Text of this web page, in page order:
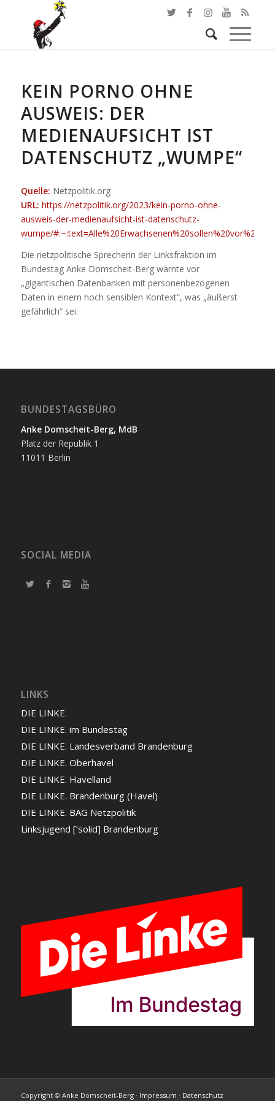
KEIN PORNO OHNE
AUSWEIS: DER
MEDIENAUFSICHT IST
DATENSCHUTZ „WUMPE“
Quelle: Netzpolitik.org
URL: https://netzpolitik.org/2023/kein-porno-ohne-
ausweis-der-medienaufsicht-ist-datenschutz-
wumpe/
Die netzpolitische Sprecherin der Linksfraktion im
Bundestag Anke Domscheit-Berg warnte vor
„gigantischen Datenbanken mit personenbezogenen
Daten in einem hoch sensiblen Kontext“, was „äußerst
gefährlich“ sei.
BUNDESTAGSBÜRO
Anke Domscheit-Berg, MdB
Platz der Republik 1
11011 Berlin
SOCIAL MEDIA
LINKS
DIE LINKE.
DIE LINKE. im Bundestag
DIE LINKE. Landesverband Brandenburg
DIE LINKE. Oberhavel
DIE LINKE. Havelland
DIE LINKE. Brandenburg (Havel)
DIE LINKE. BAG Netzpolitik
Linksjugend [’solid] Brandenburg
Copyright © Anke Domscheit-Berg · Impressum · Datenschutz